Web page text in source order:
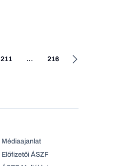
211 … 216
Médiaajanlat
Előfizetői ÁSZF